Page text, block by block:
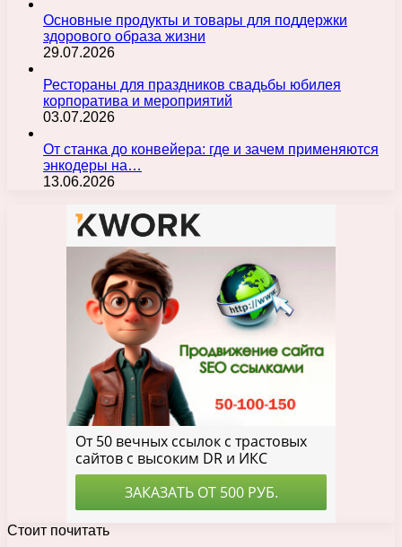
Основные продукты и товары для поддержки
здорового образа жизни
29.07.2026
Рестораны для праздников свадьбы юбилея
корпоратива и мероприятий
03.07.2026
От станка до конвейера: где и зачем применяются
энкодеры на…
13.06.2026
Стоит почитать